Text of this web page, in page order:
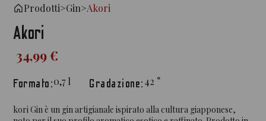
Prodotti>Gin>Akori
Akori
34,99 €
Formato:0,7 l Gradazione:42 °
kori Gin è un gin artigianale ispirato alla cultura giapponese,